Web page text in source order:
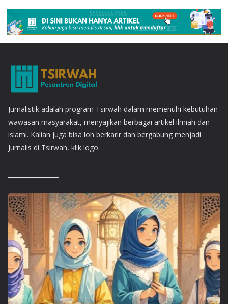
Jurnalistik adalah program Tsirwah dalam memenuhi kebutuhan
wawasan masyarakat, menyajikan berbagai artikel ilmiah dan
islami. Kalian juga bisa loh berkarir dan bergabung menjadi
Jurnalis di Tsirwah, klik logo.